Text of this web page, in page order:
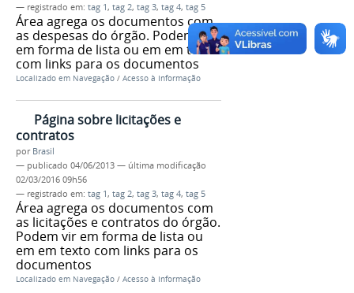
— registrado em: tag 1, tag 2, tag 3, tag 4, tag 5
Área agrega os documentos com
as despesas do órgão. Podem vir
em forma de lista ou em em texto
com links para os documentos
Localizado em Navegação / Acesso à Informação
Página sobre licitações e
contratos
por Brasil
— publicado 04/06/2013 — última modificação
02/03/2016 09h56
— registrado em: tag 1, tag 2, tag 3, tag 4, tag 5
Área agrega os documentos com
as licitações e contratos do órgão.
Podem vir em forma de lista ou
em em texto com links para os
documentos
Localizado em Navegação / Acesso à Informação